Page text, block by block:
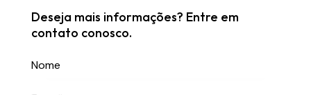
Deseja mais informações? Entre em
contato conosco.